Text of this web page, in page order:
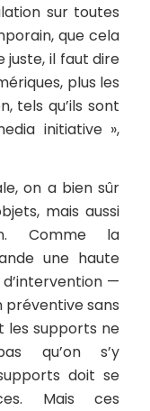
sur toutes
que cela
juste, il faut dire
plus les
tels qu’ils sont
initiative »,
on a bien sûr
mais aussi
Comme la
une haute
—
préventive sans
les supports ne
qu’on s’y
doit se
Mais ces